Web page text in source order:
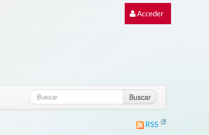
Acceder
Buscar
RSS